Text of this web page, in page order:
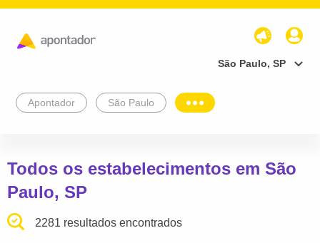
São Paulo, SP
Apontador São Paulo
Todos os estabelecimentos em São
Paulo, SP
2281 resultados encontrados